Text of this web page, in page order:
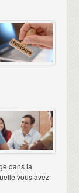
dans la
vous avez